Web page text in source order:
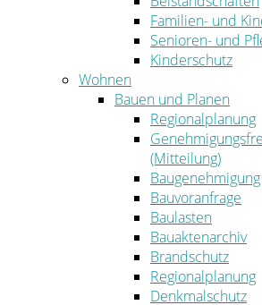
Familien- und
Senioren- und
Kinderschutz
Wohnen
Bauen und Planen
Regionalplanung
(Mitteilung)
Baugenehmigung
Bauvoranfrage
Baulasten
Bauaktenarchiv
Brandschutz
Regionalplanung
Denkmalschutz